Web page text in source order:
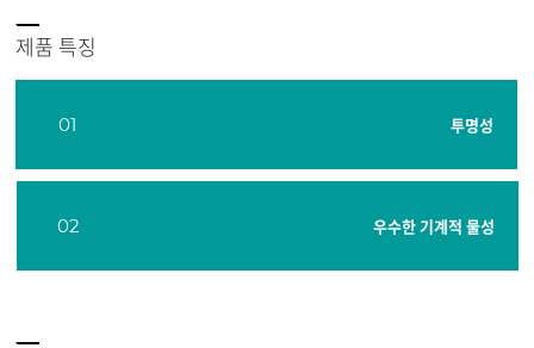
제품 특징
01 투명성
02 우수한 기계적 물성